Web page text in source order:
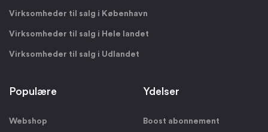
Virksomheder til salg i København
Virksomheder til salg i Hele landet
Virksomheder til salg i Udlandet
Populære
Webshop
Ydelser
Boost abonnement